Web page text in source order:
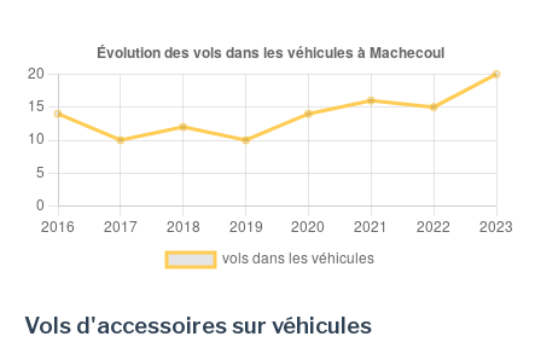
Vols d'accessoires sur véhicules